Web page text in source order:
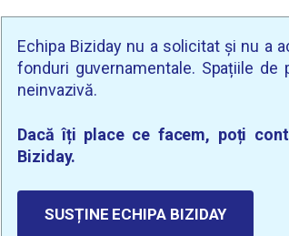
Echipa Biziday nu a solicitat și nu a
fonduri guvernamentale. Spațiile
neinvazivă.
Dacă îți place ce facem, poți
Biziday.
SUSȚINE ECHIPA BIZIDAY